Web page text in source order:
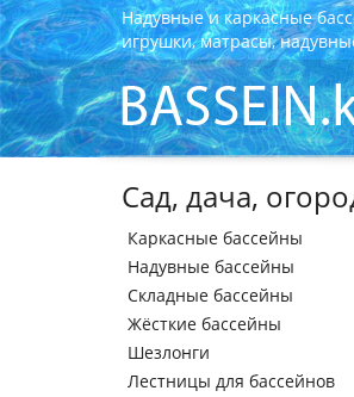
Надувные и каркасные
игрушки, матрасы,
Сад, дача,
Каркасные бассейны
Надувные бассейны
Складные бассейны
Жёсткие бассейны
Шезлонги
Лестницы для бассейнов